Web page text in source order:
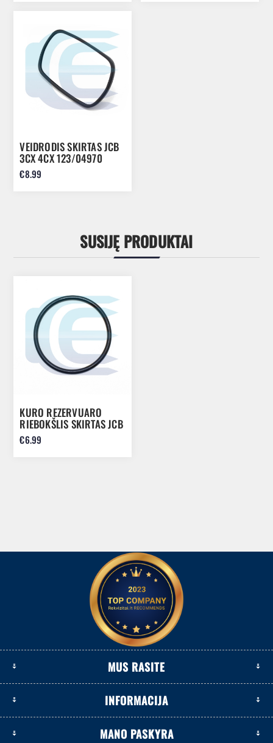
VEIDRODIS SKIRTAS JCB
3CX 4CX 123/04970
€8.99
SUSIJĘ PRODUKTAI
KURO REZERVUARO
RIEBOKŠLIS SKIRTAS JCB
3CX 530-95 32/904708
€6.99
MUS RASITE
INFORMACIJA
MANO PASKYRA